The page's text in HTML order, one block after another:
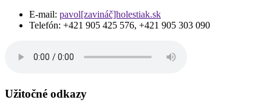
E-mail: pavol[zavináč]holestiak.sk
Telefón: +421 905 425 576, +421 905 303 090
Užitočné odkazy